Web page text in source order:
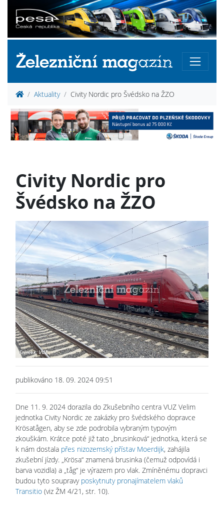
Aktuality Civity Nordic pro Švédsko na ŽZO
Civity Nordic pro
Švédsko na ŽZO
publikováno 18. 09. 2024 09:51
Dne 11. 9. 2024 dorazila do Zkušebního centra VUZ Velim
jednotka Civity Nordic ze zakázky pro švédského dopravce
Krösatågen, aby se zde podrobila vybraným typovým
zkouškám. Krátce poté již tato „brusinková“ jednotka, která se
k nám dostala přes nizozemský přístav Moerdijk, zahájila
zkušební jízdy. „Krösa“ znamená brusinka (čemuž odpovídá i
barva vozidla) a „tåg“ je výrazem pro vlak. Zmíněnému dopravci
budou tyto soupravy poskytnuty pronajímatelem vlaků
Transitio (viz ŽM 4/21, str. 10).